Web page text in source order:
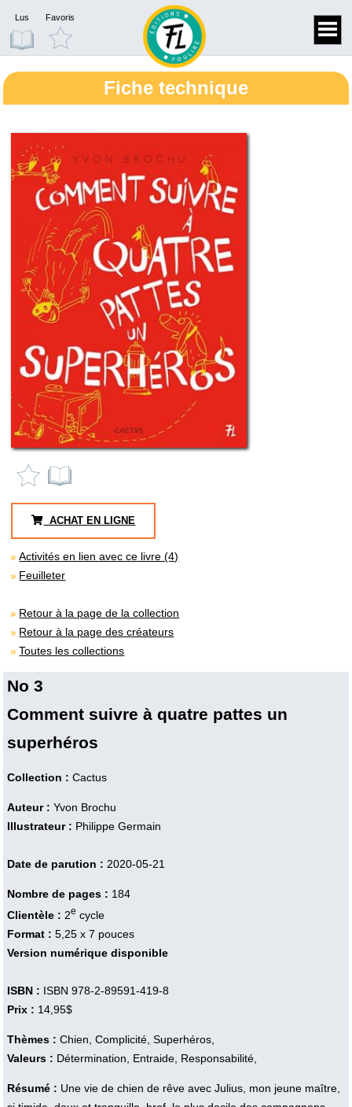
Lus Favoris
Fiche technique
ACHAT EN LIGNE
Activités en lien avec ce livre (4)
Feuilleter
Retour à la page de la collection
Retour à la page des créateurs
Toutes les collections
No 3
Comment suivre à quatre pattes un
superhéros
Collection : Cactus
Auteur : Yvon Brochu
Illustrateur : Philippe Germain
Date de parution : 2020-05-21
Nombre de pages : 184
Clientèle : 2e cycle
Format : 5,25 x 7 pouces
Version numérique disponible
ISBN : ISBN 978-2-89591-419-8
Prix : 14,95$
Thèmes : Chien, Complicité, Superhéros,
Valeurs : Détermination, Entraide, Responsabilité,
Résumé : Une vie de chien de rêve avec Julius, mon jeune maître,